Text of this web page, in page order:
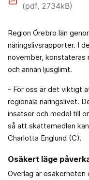
(pdf, 2734kB)
Region Örebro län
näringslivsrapporter. I
november, konstateras
och annan ljusglimt.
- För oss är det viktigt
regionala näringslivet.
insatser och medel till
så att skattemedlen
Charlotta Englund (C).
Osäkert läge
Överlag är